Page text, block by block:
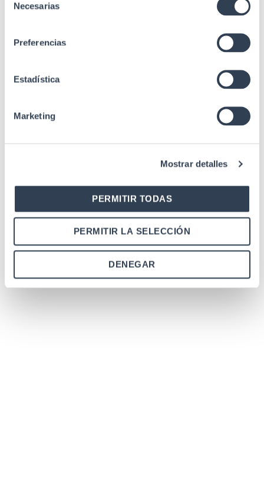
Necesarias
Preferencias
Estadística
Marketing
Mostrar detalles
PERMITIR TODAS
PERMITIR LA SELECCIÓN
DENEGAR